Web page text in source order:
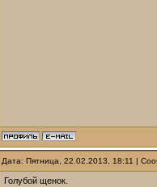
Дата: Пятница, 22.02.2013, 18:11 |
Голубой щенок.